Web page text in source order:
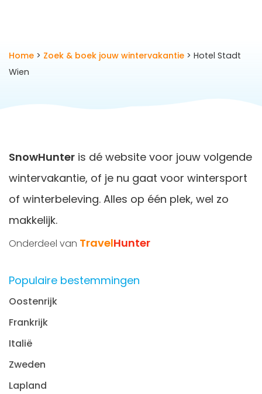
Home > Zoek & boek jouw wintervakantie > Hotel Stadt
Wien
SnowHunter is dé website voor jouw volgende
wintervakantie, of je nu gaat voor wintersport
of winterbeleving. Alles op één plek, wel zo
makkelijk.
Onderdeel van TravelHunter
Populaire bestemmingen
Oostenrijk
Frankrijk
Italië
Zweden
Lapland